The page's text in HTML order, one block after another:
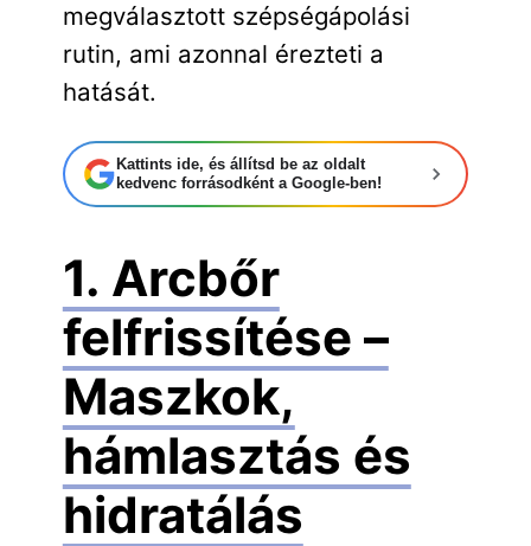
megválasztott szépségápolási
rutin, ami azonnal érezteti a
hatását.
Kattints ide, és állítsd be az oldalt
kedvenc forrásodként a Google-ben!
1. Arcbőr
felfrissítése –
Maszkok,
hámlasztás és
hidratálás